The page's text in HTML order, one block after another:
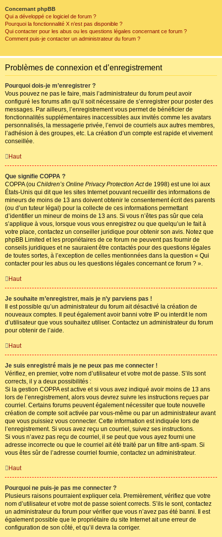
Concernant phpBB
Qui a développé ce logiciel de forum ?
Pourquoi la fonctionnalité X n’est pas disponible ?
Qui contacter pour les abus ou les questions légales concernant ce forum ?
Comment puis-je contacter un administrateur du forum ?
Problèmes de connexion et d’enregistrement
Pourquoi dois-je m’enregistrer ?
Vous pouvez ne pas le faire, mais l’administrateur du forum peut avoir
configuré les forums afin qu’il soit nécessaire de s’enregistrer pour poster des
messages. Par ailleurs, l’enregistrement vous permet de bénéficier de
fonctionnalités supplémentaires inaccessibles aux invités comme les avatars
personnalisés, la messagerie privée, l’envoi de courriels aux autres membres,
l’adhésion à des groupes, etc. La création d’un compte est rapide et vivement
conseillée.
Haut
Que signifie COPPA ?
COPPA (ou Children’s Online Privacy Protection Actde 1998) est une loi aux
États-Unis qui dit que les sites Internet pouvant recueillir des informations de
mineurs de moins de 13 ans doivent obtenir le consentement écrit des parents
(ou d’un tuteur légal) pour la collecte de ces informations permettant
d’identifier un mineur de moins de 13 ans. Si vous n’êtes pas sûr que cela
s’applique à vous, lorsque vous vous enregistrez ou que quelqu’un le fait à
votre place, contactez un conseiller juridique pour obtenir son avis. Notez que
phpBB Limited et les propriétaires de ce forum ne peuvent pas fournir de
conseils juridiques et ne sauraient être contactés pour des questions légales
de toutes sortes, à l’exception de celles mentionnées dans la question « Qui
contacter pour les abus ou les questions légales concernant ce forum ? ».
Haut
Je souhaite m’enregistrer, mais je n’y parviens pas !
Il est possible qu’un administrateur du forum ait désactivé la création de
nouveaux comptes. Il peut également avoir banni votre IP ou interdit le nom
d’utilisateur que vous souhaitez utiliser. Contactez un administrateur du forum
pour obtenir de l’aide.
Haut
Je suis enregistré mais je ne peux pas me connecter !
Vérifiez, en premier, votre nom d’utilisateur et votre mot de passe. S’ils sont
corrects, il y a deux possibilités :
Si la gestion COPPA est active et si vous avez indiqué avoir moins de 13 ans
lors de l’enregistrement, alors vous devrez suivre les instructions reçues par
courriel. Certains forums peuvent également nécessiter que toute nouvelle
création de compte soit activée par vous-même ou par un administrateur avant
que vous puissiez vous connecter. Cette information est indiquée lors de
l’enregistrement. Si vous avez reçu un courriel, suivez ses instructions.
Si vous n’avez pas reçu de courriel, il se peut que vous ayez fourni une
adresse incorrecte ou que le courriel ait été traité par un filtre anti-spam. Si
vous êtes sûr de l’adresse courriel fournie, contactez un administrateur.
Haut
Pourquoi ne puis-je pas me connecter ?
Plusieurs raisons pourraient expliquer cela. Premièrement, vérifiez que votre
nom d’utilisateur et votre mot de passe soient corrects. S’ils le sont, contactez
un administrateur du forum pour vérifier que vous n’avez pas été banni. Il est
également possible que le propriétaire du site Internet ait une erreur de
configuration de son côté, et qu’il devra la corriger.